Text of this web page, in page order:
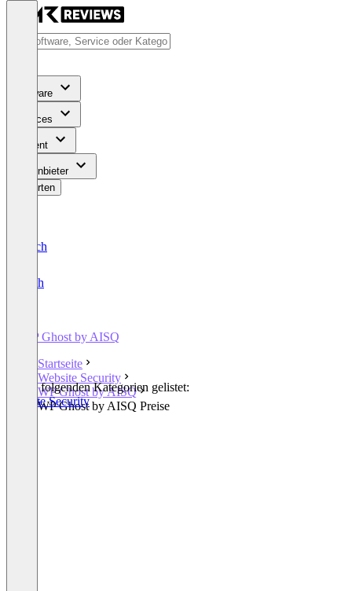
Software
Services
Content
Für Anbieter
Bewerten
Deutsch
English
WP Ghost by AISQ
Startseite
Website Security
WP Ghost by AISQ
WP Ghost by AISQ Preise
In den folgenden Kategorien gelistet:
Website Security